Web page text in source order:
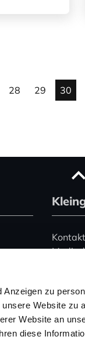
zu
Website zu
Website an
diese
28 29 30
Kontakt
von